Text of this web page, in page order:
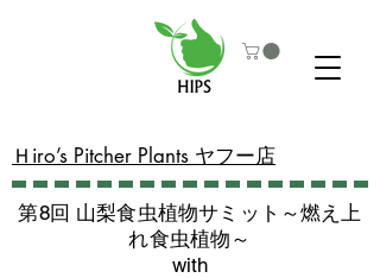
​Ｈiro’s Pitcher Plants ヤフー店
第8回 山梨食虫植物サミット～燃え上
れ食虫植物～
with